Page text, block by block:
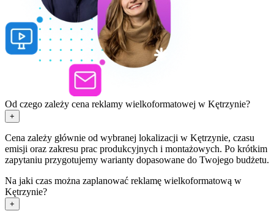
Od czego zależy cena reklamy wielkoformatowej w Kętrzynie?
+
Cena zależy głównie od wybranej lokalizacji w Kętrzynie, czasu
emisji oraz zakresu prac produkcyjnych i montażowych. Po krótkim
zapytaniu przygotujemy warianty dopasowane do Twojego budżetu.
Na jaki czas można zaplanować reklamę wielkoformatową w
Kętrzynie?
+